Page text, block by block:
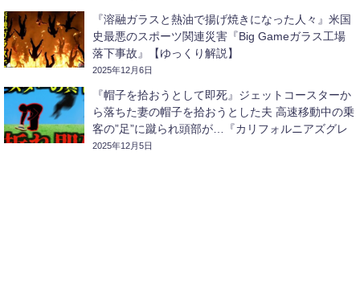
『溶融ガラスと熱油で揚げ焼きになった人々』米国
史最悪のスポーツ関連災害『Big Gameガラス工場
落下事故』【ゆっくり解説】
2025年12月6日
『帽子を拾おうとして即死』ジェットコースターか
ら落ちた妻の帽子を拾おうとした夫 高速移動中の乗
客の”足”に蹴られ頭部が…『カリフォルニアズグレ
ートアメリカコースター激突事故』【ゆっくり解
2025年12月5日